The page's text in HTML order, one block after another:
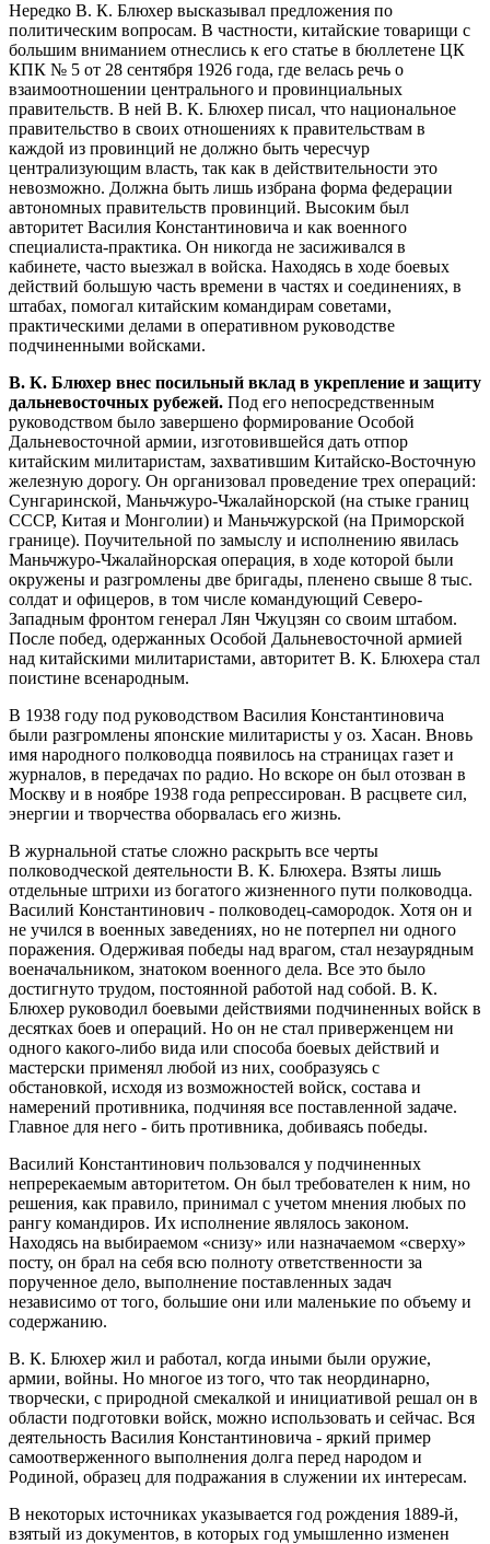
Нередко В. К. Блюхер высказывал предложения по
политическим вопросам. В частности, китайские товарищи с
большим вниманием отнеслись к его статье в бюллетене ЦК
КПК № 5 от 28 сентября 1926 года, где велась речь о
взаимоотношении центрального и провинциальных
правительств. В ней В. К. Блюхер писал, что национальное
правительство в своих отношениях к правительствам в
каждой из провинций не должно быть чересчур
централизующим власть, так как в действительности это
невозможно. Должна быть лишь избрана форма федерации
автономных правительств провинций. Высоким был
авторитет Василия Константиновича и как военного
специалиста-практика. Он никогда не засиживался в
кабинете, часто выезжал в войска. Находясь в ходе боевых
действий большую часть времени в частях и соединениях, в
штабах, помогал китайским командирам советами,
практическими делами в оперативном руководстве
подчиненными войсками.
В. К. Блюхер внес посильный вклад в укрепление и защиту
дальневосточных рубежей. Под его непосредственным
руководством было завершено формирование Особой
Дальневосточной армии, изготовившейся дать отпор
китайским милитаристам, захватившим Китайско-Восточную
железную дорогу. Он организовал проведение трех операций:
Сунгаринской, Маньчжуро-Чжалайнорской (на стыке границ
СССР, Китая и Монголии) и Маньчжурской (на Приморской
границе). Поучительной по замыслу и исполнению явилась
Маньчжуро-Чжалайнорская операция, в ходе которой были
окружены и разгромлены две бригады, пленено свыше 8 тыс.
солдат и офицеров, в том числе командующий Северо-
Западным фронтом генерал Лян Чжуцзян со своим штабом.
После побед, одержанных Особой Дальневосточной армией
над китайскими милитаристами, авторитет В. К. Блюхера стал
поистине всенародным.
В 1938 году под руководством Василия Константиновича
были разгромлены японские милитаристы у оз. Хасан. Вновь
имя народного полководца появилось на страницах газет и
журналов, в передачах по радио. Но вскоре он был отозван в
Москву и в ноябре 1938 года репрессирован. В расцвете сил,
энергии и творчества оборвалась его жизнь.
В журнальной статье сложно раскрыть все черты
полководческой деятельности В. К. Блюхера. Взяты лишь
отдельные штрихи из богатого жизненного пути полководца.
Василий Константинович - полководец-самородок. Хотя он и
не учился в военных заведениях, но не потерпел ни одного
поражения. Одерживая победы над врагом, стал незаурядным
военачальником, знатоком военного дела. Все это было
достигнуто трудом, постоянной работой над собой. В. К.
Блюхер руководил боевыми действиями подчиненных войск в
десятках боев и операций. Но он не стал приверженцем ни
одного какого-либо вида или способа боевых действий и
мастерски применял любой из них, сообразуясь с
обстановкой, исходя из возможностей войск, состава и
намерений противника, подчиняя все поставленной задаче.
Главное для него - бить противника, добиваясь победы.
Василий Константинович пользовался у подчиненных
непререкаемым авторитетом. Он был требователен к ним, но
решения, как правило, принимал с учетом мнения любых по
рангу командиров. Их исполнение являлось законом.
Находясь на выбираемом «снизу» или назначаемом «сверху»
посту, он брал на себя всю полноту ответственности за
порученное дело, выполнение поставленных задач
независимо от того, большие они или маленькие по объему и
содержанию.
В. К. Блюхер жил и работал, когда иными были оружие,
армии, войны. Но многое из того, что так неординарно,
творчески, с природной смекалкой и инициативой решал он в
области подготовки войск, можно использовать и сейчас. Вся
деятельность Василия Константиновича - яркий пример
самоотверженного выполнения долга перед народом и
Родиной, образец для подражания в служении их интересам.
В некоторых источниках указывается год рождения 1889-й,
взятый из документов, в которых год умышленно изменен